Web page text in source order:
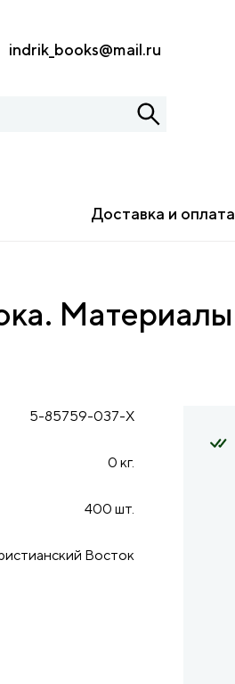
indrik_books@mail.ru
Доставка и оплата
Материалы
5-85759-037-X
0 кг.
400 шт.
Восток